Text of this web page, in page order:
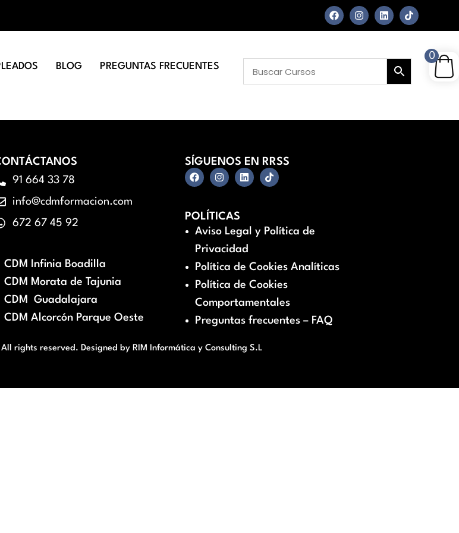
BLOG
PREGUNTAS FRECUENTES
91 664 33 78
info@cdmformacion.com
672 67 45 92
CDM Infinia Boadilla
CDM Morata de Tajunia
CDM Guadalajara
CDM Alcorcón Parque Oeste
SÍGUENOS EN RRSS
POLÍTICAS
Aviso Legal y Política de
Privacidad
Política de Cookies Analíticas
Política de Cookies
Comportamentales
Preguntas frecuentes – FAQ
rights reserved. Designed by RIM Informática y Consulting S.L
0